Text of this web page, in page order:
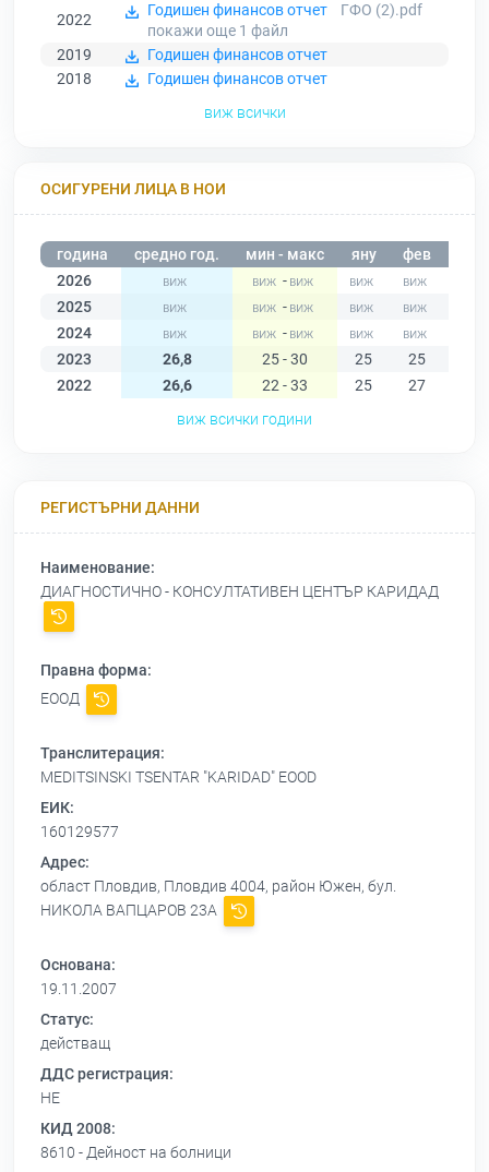
2022
Годишен финансов отчет
ГФО (2).pdf
покажи още 1 файл
2019
Годишен финансов отчет
2018
Годишен финансов отчет
виж всички
ОСИГУРЕНИ ЛИЦА В НОИ
година средно год. мин - макс яну фев
2026
-
2025
-
2024
-
2023
26,8 25 - 30 25 25
2022
26,6 22 - 33 25 27
виж всички години
РЕГИСТЪРНИ ДАННИ
Наименование:
ДИАГНОСТИЧНО - КОНСУЛТАТИВЕН ЦЕНТЪР КАРИДАД
Правна форма:
ЕООД
Транслитерация:
MEDITSINSKI TSENTAR "KARIDAD" EOOD
ЕИК:
160129577
Адрес:
област Пловдив, Пловдив 4004, район Южен, бул.
НИКОЛА ВАПЦАРОВ 23А
Основана:
19.11.2007
Статус:
действащ
ДДС регистрация:
НЕ
КИД 2008:
8610 - Дейност на болници